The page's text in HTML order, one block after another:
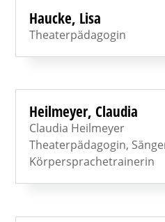
Haucke, Lisa
Theaterpädagogin
Heilmeyer, Claudia
Claudia Heilmeyer
Theaterpädagogin,
Körpersprachetrainerin